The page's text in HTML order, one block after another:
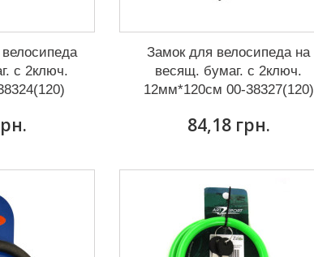
с 2ключ.
Замок для велосипеда на
весящ. бумаг. с 2ключ.
12мм*120см 00-38327(120)
84,18 грн.